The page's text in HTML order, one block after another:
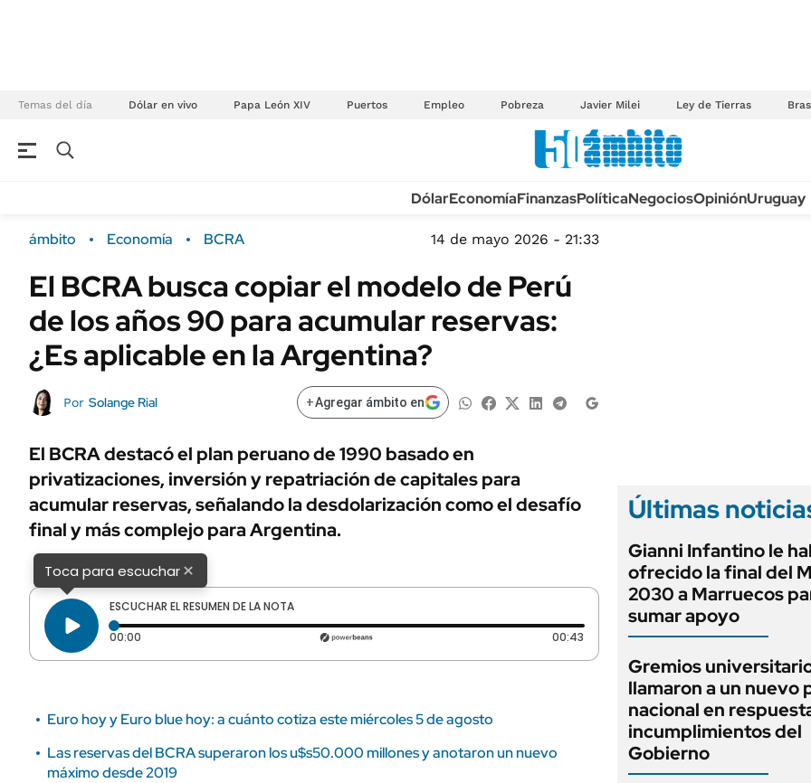
Temas del día Dólar en vivo Papa León XIV Puertos Empleo Pobreza Javier Milei Ley de Tierras
Campo
FINANZAS
Dólar
ÁMBITO DEBATE
Sustentabilidad
POLÍTICA
URUGUAY
TECNOLOGÍA
MÉXICO
MUNDO
INFORMACIÓN GENERAL
AUTOS
DólarEconomíaFinanzasPolíticaNegociosOpiniónUruguay
ámbito Economía BCRA 14 de mayo 2026 - 21:33
El BCRA busca copiar el modelo de Perú
de los años 90 para acumular reservas:
¿Es aplicable en la Argentina?
Por Solange Rial +Agregar ámbito en
El BCRA destacó el plan peruano de 1990 basado en
privatizaciones, inversión y repatriación de capitales para
acumular reservas, señalando la desdolarización como el desafío
final y más complejo para Argentina.
Toca para escuchar×
ESCUCHAR EL RESUMEN DE LA NOTA
00:00 Tiempo transcurrido: 0 segundos 00:43 Duración: 43 segundos
Euro hoy y Euro blue hoy: a cuánto cotiza este miércoles 5 de agosto
Las reservas del BCRA superaron los u$s50.000 millones y anotaron un nuevo
máximo desde 2019
Últimas
Gianni Infantino le
ofrecido la final del
2030 a Marruecos
sumar apoyo
Gremios
llamaron a un nuevo
nacional en
incumplimientos del
Gobierno